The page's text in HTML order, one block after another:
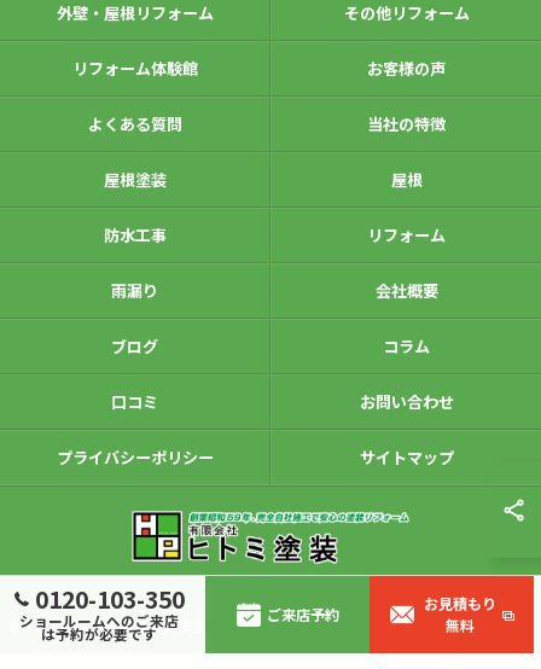
0120-103-350
ショールームへのご来店
は予約が必要です
ご来店予約
お見積もり
無料
外壁・屋根リフォーム その他リフォーム
リフォーム体験館 お客様の声
よくある質問 当社の特徴
屋根塗装 屋根
防水工事 リフォーム
雨漏り 会社概要
ブログ コラム
口コミ お問い合わせ
プライバシーポリシー サイトマップ
© 2026 埼玉県入間市の外壁塗装は有限会社ヒトミ塗装 ALL RIGHTS RESERVED.